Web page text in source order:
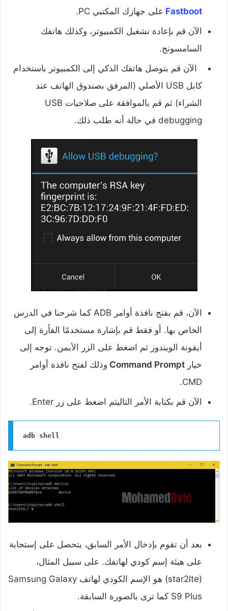
Fastboot على جهازك المكتبي PC.
الآن قم بإعادة تشغيل الكمبيوتر، وكذلك هاتفك
السامسونج.
الآن قم بتوصل هاتفك الذكي إلى الكمبيوتر باستخدام
كابل USB الأصلي (المرفق بصندوق الهاتف عند
الشراء) ثم قم بالموافقة على صلاحيات USB
debugging في حالة أنه طلب ذلك.
الآن، قم بفتح نافذة أوامر ADB كما شرحنا في الدرس
الخاص بها. أو فقط قم بإشارة مستخدمًا الفأرة إلى
أيقونة الويندوز ثم اضغط على الزر الأيمن. توجه إلى
خيار Command Prompt وذلك لفتح نافذة أوامر
CMD.
الآن قم بكتابة الأمر التاليثم اضغط على زر Enter.
بعد أن تقوم بإدخال الأمر السابق، يتحصل على إستجابة
على هيئة إسم كودي لهاتفك. على سبيل المثال،
(star2lte) هو الإسم الكودي لهاتف Samsung Galaxy
S9 Plus كما ترى بالصورة السابقة.